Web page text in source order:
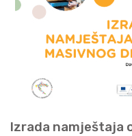
Izrada namještaja